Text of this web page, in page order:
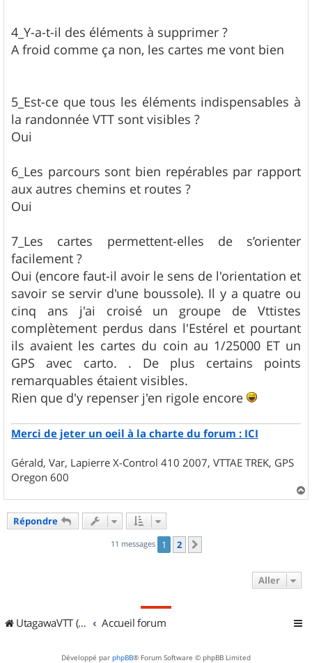
4_Y-a-t-il des éléments à supprimer ?
A froid comme ça non, les cartes me vont bien
5_Est-ce que tous les éléments indispensables à
la randonnée VTT sont visibles ?
Oui
6_Les parcours sont bien repérables par rapport
aux autres chemins et routes ?
Oui
7_Les cartes permettent-elles de s’orienter
facilement ?
Oui (encore faut-il avoir le sens de l'orientation et
savoir se servir d'une boussole). Il y a quatre ou
cinq ans j'ai croisé un groupe de Vttistes
complètement perdus dans l'Estérel et pourtant
ils avaient les cartes du coin au 1/25000 ET un
GPS avec carto. . De plus certains points
remarquables étaient visibles.
Rien que d'y repenser j'en rigole encore
Merci de jeter un oeil à la charte du forum : ICI
Gérald, Var, Lapierre X-Control 410 2007, VTTAE TREK, GPS
Oregon 600
a
Répondre
11 messages 1 2
Aller
UtagawaVTT (Randos VTT et VTTAE avec traces GPS) Accueil forum
Développé par phpBB® Forum Software © phpBB Limited